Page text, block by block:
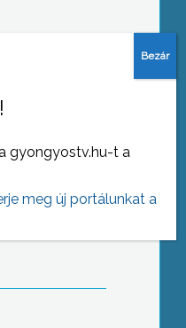
és
Vásárát
gyongyostv.hu-t a
meg új portálunkat a